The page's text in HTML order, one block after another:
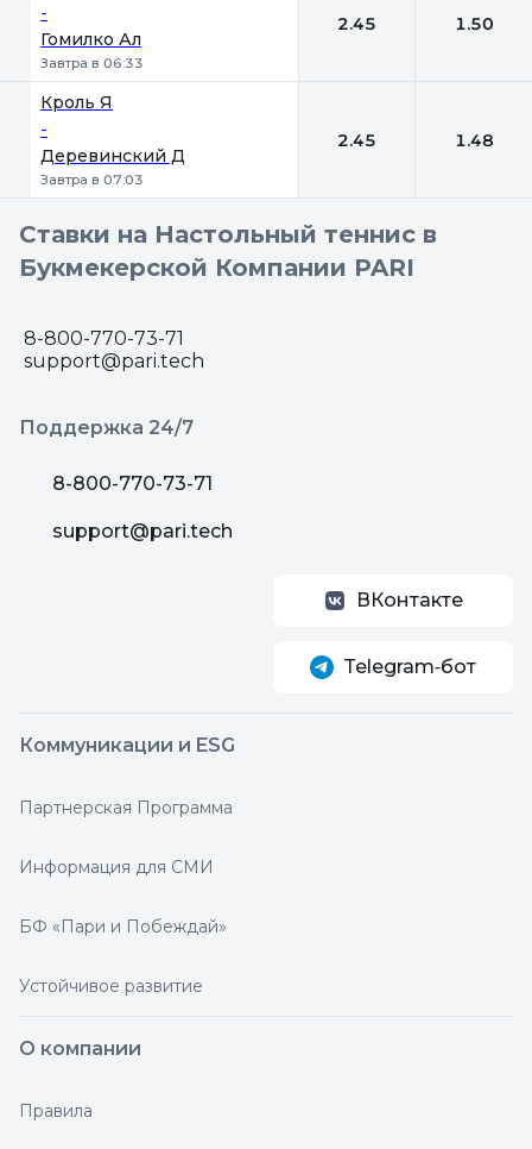
-
Гомилко Ал
Завтра в 06:33
2.45 1.50
Кроль Я
-
Деревинский Д
Завтра в 07:03
2.45 1.48
Ставки на Настольный теннис в
Букмекерской Компании PARI
8-800-770-73-71
support@pari.tech
Поддержка 24/7
8-800-770-73-71
support@pari.tech
ВКонтакте
Telegram‑бот
Коммуникации и ESG
Партнерская Программа
Информация для СМИ
БФ «Пари и Побеждай»
Устойчивое развитие
О компании
Правила